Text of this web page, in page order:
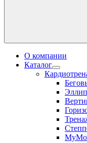
О компании
Каталог